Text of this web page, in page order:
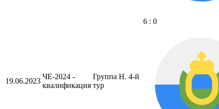
19.06.2023
ЧЕ-2024 -
квалификация
Группа H. 4-й
тур
6 : 0